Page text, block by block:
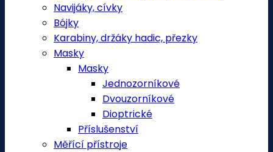
Navijáky, cívky
Bójky
Karabiny, držáky hadic, přezky
Masky
Masky
Jednozorníkové
Dvouzorníkové
Dioptrické
Příslušenství
Měřící přístroje